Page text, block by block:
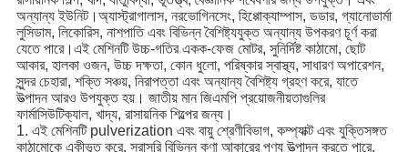
অন্যান্য ইউনিট।অ্যাস্ট্রাগালাস, নরভোগিনসেং, হিপ্পোক্যাম্পাস, ডডার, গ্যানোডার্মা
লুসিডাম, লিকোরিস, নাশপাতি এবং বিভিন্ন বৈশিষ্ট্যযুক্ত অন্যান্য উপকরণ চূর্ণ করা
যেতে পারে।এই মেশিনটি উচ্চ-গতির একক-ফেজ মোটর, সুনির্দিষ্ট কাঠামো, ছোট
আকার, হালকা ওজন, উচ্চ দক্ষতা, কোন ধুলো, পরিষ্কার স্বাস্থ্য, সাধারণ অপারেশন,
সুন্দর চেহারা, শক্তি সঞ্চয়, নিরাপত্তা এবং অন্যান্য বৈশিষ্ট্য গ্রহণ করে, যাতে
উত্পাদন আরও উপযুক্ত হয়। জাতীয় মান জিএমপি প্রয়োজনীয়তাগুলির
ফার্মাসিউটিক্যাল, খাদ্য, রাসায়নিক শিল্পের জন্য।
1. এই মেশিনটি pulverization এবং বায়ু শ্রেণীবিভাগ, কম্প্যাক্ট এবং যুক্তিসঙ্গত
কাঠামোকে একীভূত করে, সরাসরি বিভিন্ন কণা আকারের পণ্য উত্পাদন করতে পারে,